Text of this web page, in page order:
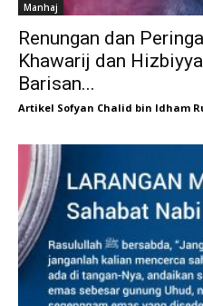
Manhaj
Renungan dan
Khawarij dan
Barisan...
Artikel Sofyan Chalid bin Idham